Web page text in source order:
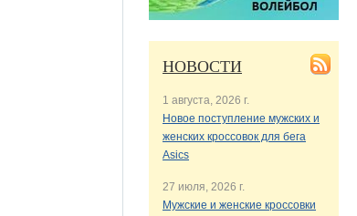
НОВОСТИ
1 августа, 2026 г.
Новое поступление мужских и
женских кроссовок для бега
Asics
27 июля, 2026 г.
Мужские и женские кроссовки